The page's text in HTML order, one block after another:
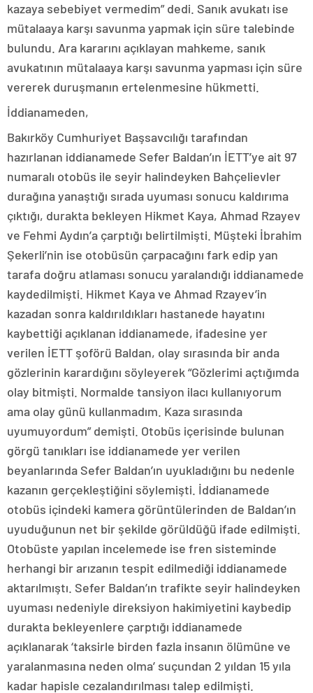
kazaya sebebiyet vermedim” dedi. Sanık avukatı ise
mütalaaya karşı savunma yapmak için süre talebinde
bulundu. Ara kararını açıklayan mahkeme, sanık
avukatının mütalaaya karşı savunma yapması için süre
vererek duruşmanın ertelenmesine hükmetti.
İddianameden,
Bakırköy Cumhuriyet Başsavcılığı tarafından
hazırlanan iddianamede Sefer Baldan’ın İETT’ye ait 97
numaralı otobüs ile seyir halindeyken Bahçelievler
durağına yanaştığı sırada uyuması sonucu kaldırıma
çıktığı, durakta bekleyen Hikmet Kaya, Ahmad Rzayev
ve Fehmi Aydın’a çarptığı belirtilmişti. Müşteki İbrahim
Şekerli’nin ise otobüsün çarpacağını fark edip yan
tarafa doğru atlaması sonucu yaralandığı iddianamede
kaydedilmişti. Hikmet Kaya ve Ahmad Rzayev’in
kazadan sonra kaldırıldıkları hastanede hayatını
kaybettiği açıklanan iddianamede, ifadesine yer
verilen İETT şoförü Baldan, olay sırasında bir anda
gözlerinin karardığını söyleyerek “Gözlerimi açtığımda
olay bitmişti. Normalde tansiyon ilacı kullanıyorum
ama olay günü kullanmadım. Kaza sırasında
uyumuyordum” demişti. Otobüs içerisinde bulunan
görgü tanıkları ise iddianamede yer verilen
beyanlarında Sefer Baldan’ın uyukladığını bu nedenle
kazanın gerçekleştiğini söylemişti. İddianamede
otobüs içindeki kamera görüntülerinden de Baldan’ın
uyuduğunun net bir şekilde görüldüğü ifade edilmişti.
Otobüste yapılan incelemede ise fren sisteminde
herhangi bir arızanın tespit edilmediği iddianamede
aktarılmıştı. Sefer Baldan’ın trafikte seyir halindeyken
uyuması nedeniyle direksiyon hakimiyetini kaybedip
durakta bekleyenlere çarptığı iddianamede
açıklanarak ‘taksirle birden fazla insanın ölümüne ve
yaralanmasına neden olma’ suçundan 2 yıldan 15 yıla
kadar hapisle cezalandırılması talep edilmişti.